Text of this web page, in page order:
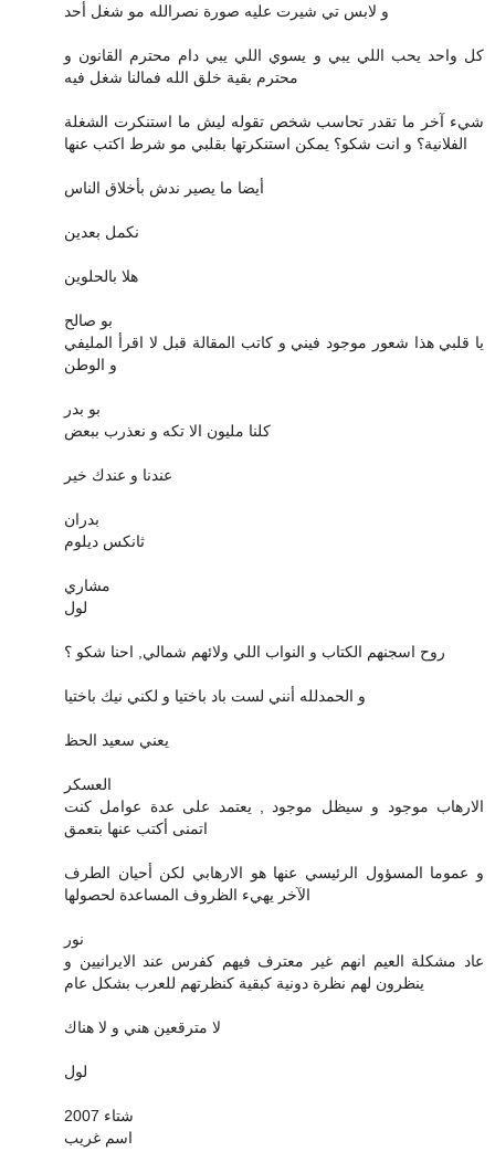
و لابس تي شيرت عليه صورة نصرالله مو شغل أحد
كل واحد يحب اللي يبي و يسوي اللي يبي دام محترم القانون و
محترم بقية خلق الله فمالنا شغل فيه
شيء آخر ما تقدر تحاسب شخص تقوله ليش ما استنكرت الشغلة
الفلانية؟ و انت شكو؟ يمكن استنكرتها بقلبي مو شرط اكتب عنها
أيضا ما يصير ندش بأخلاق الناس
نكمل بعدين
هلا بالحلوين
بو صالح
يا قلبي هذا شعور موجود فيني و كاتب المقالة قبل لا اقرأ المليفي
و الوطن
بو بدر
كلنا مليون الا تكه و نعذرب ببعض
عندنا و عندك خير
بدران
ثانكس ديلوم
مشاري
لول
روح اسجنهم الكتاب و النواب اللي ولائهم شمالي, احنا شكو ؟
و الحمدلله أنني لست باد باختيا و لكني نيك باختيا
يعني سعيد الحظ
العسكر
الارهاب موجود و سيظل موجود , يعتمد على عدة عوامل كنت
اتمنى أكتب عنها بتعمق
و عموما المسؤول الرئيسي عنها هو الارهابي لكن أحيان الطرف
الآخر يهيء الظروف المساعدة لحصولها
نور
عاد مشكلة العيم انهم غير معترف فيهم كفرس عند الايرانيين و
ينظرون لهم نظرة دونية كبقية كنظرتهم للعرب بشكل عام
لا مترقعين هني و لا هناك
لول
شتاء 2007
اسم غريب